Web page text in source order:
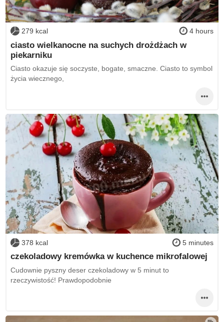
279 kcal 4 hours
ciasto wielkanocne na suchych drożdżach w
piekarniku
Ciasto okazuje się soczyste, bogate, smaczne. Ciasto to symbol
życia wiecznego,
378 kcal 5 minutes
czekoladowy kremówka w kuchence mikrofalowej
Cudownie pyszny deser czekoladowy w 5 minut to
rzeczywistość! Prawdopodobnie